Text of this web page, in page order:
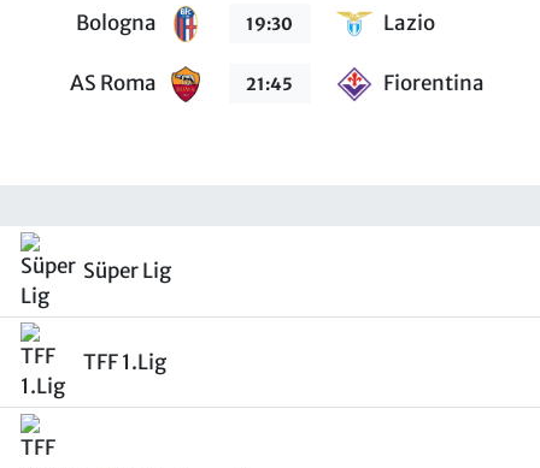
Bologna 19:30 Lazio
AS Roma 21:45 Fiorentina
Süper Lig
TFF 1.Lig